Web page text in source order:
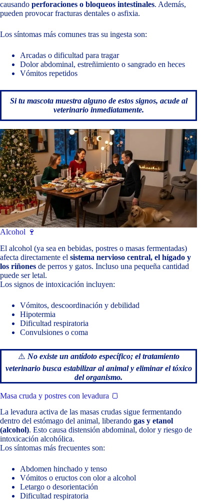
causando perforaciones o bloqueos intestinales. Además,
pueden provocar fracturas dentales o asfixia.
Los síntomas más comunes tras su ingesta son:
Arcadas o dificultad para tragar
Dolor abdominal, estreñimiento o sangrado en heces
Vómitos repetidos
Si tu mascota muestra alguno de estos signos, acude al
veterinario inmediatamente.
Alcohol 🍷
El alcohol (ya sea en bebidas, postres o masas fermentadas)
afecta directamente el sistema nervioso central, el hígado y
los riñones de perros y gatos. Incluso una pequeña cantidad
puede ser letal.
Los signos de intoxicación incluyen:
Vómitos, descoordinación y debilidad
Hipotermia
Dificultad respiratoria
Convulsiones o coma
⚠️ No existe un antídoto específico; el tratamiento
veterinario busca estabilizar al animal y eliminar el tóxico
del organismo.
Masa cruda y postres con levadura 🍞
La levadura activa de las masas crudas sigue fermentando
dentro del estómago del animal, liberando gas y etanol
(alcohol). Esto causa distensión abdominal, dolor y riesgo de
intoxicación alcohólica.
Los síntomas más frecuentes son:
Abdomen hinchado y tenso
Vómitos o eructos con olor a alcohol
Letargo o desorientación
Dificultad respiratoria